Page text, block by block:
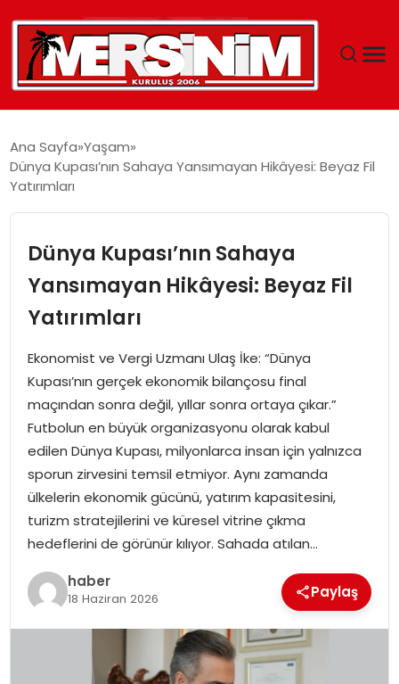
YAŞAM
EĞITIM
SPOR
EKONOMI
MAGAZIN
DÜNYA
OTOMOBIL
Ana Sayfa Yaşam
Dünya Kupası’nın Sahaya Yansımayan Hikâyesi: Beyaz Fil
Yatırımları
Dünya Kupası’nın Sahaya
Yansımayan Hikâyesi: Beyaz Fil
Yatırımları
Ekonomist ve Vergi Uzmanı Ulaş İke: “Dünya
Kupası’nın gerçek ekonomik bilançosu final
maçından sonra değil, yıllar sonra ortaya çıkar.”
Futbolun en büyük organizasyonu olarak kabul
edilen Dünya Kupası, milyonlarca insan için yalnızca
sporun zirvesini temsil etmiyor. Aynı zamanda
ülkelerin ekonomik gücünü, yatırım kapasitesini,
turizm stratejilerini ve küresel vitrine çıkma
hedeflerini de görünür kılıyor. Sahada atılan…
haber
18 Haziran 2026 Paylaş